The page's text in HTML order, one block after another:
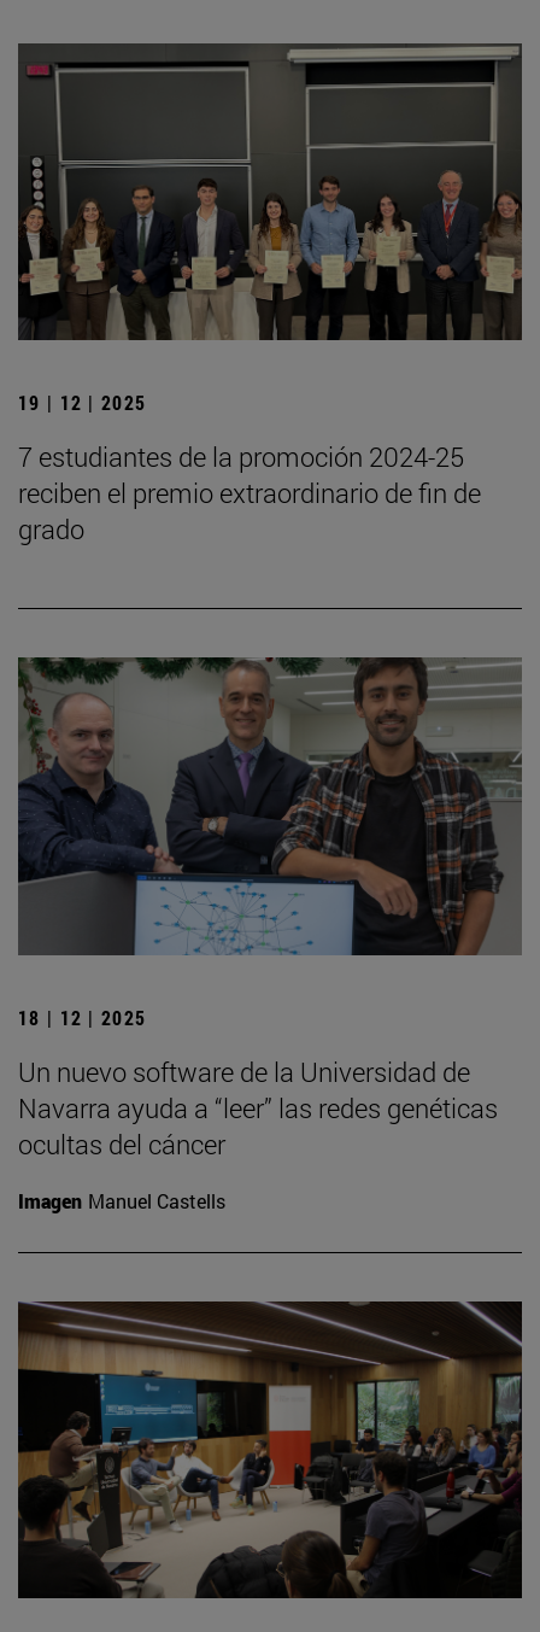
19 | 12 | 2025
7 estudiantes de la promoción 2024-25
reciben el premio extraordinario de fin de
grado
18 | 12 | 2025
Un nuevo software de la Universidad de
Navarra ayuda a “leer” las redes genéticas
ocultas del cáncer
Imagen Manuel Castells